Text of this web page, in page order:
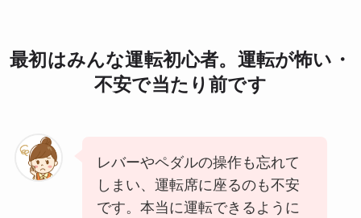
最初はみんな運転初心者。運転が怖い・
不安で当たり前です
レバーやペダルの操作も忘れて
しまい、運転席に座るのも不安
です。本当に運転できるように